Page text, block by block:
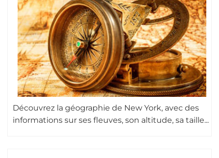
Découvrez la géographie de New York, avec des
informations sur ses fleuves, son altitude, sa taille...